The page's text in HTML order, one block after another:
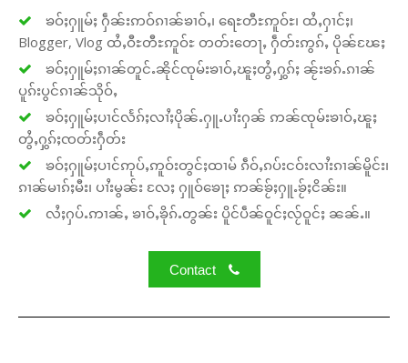
ၶဝ်ႈႁူမ်ႈ ႁဵၼ်းဢဝ်ၵၢၼ်ၶၢဝ်ႇ၊ ရေႊတီႊဢူဝ်ႊ၊ ထႆႇႁၢင်ႈ၊
Blogger, Vlog ထႆႇဝီႊတီႊဢူဝ်ႊ တတ်းတေႃႇ ႁဵတ်းဢွၵ်ႇ ပိုၼ်ၽႄႈ
ၶဝ်ႈႁူမ်ႈၵၢၼ်တူင်ႉၼိုင်ၸုမ်းၶၢဝ်ႇၽူႈတွႆႇႁွၵ်ႈ ၼႂ်းၶၵ်ႉၵၢၼ်
ပူၵ်းပွင်ၵၢၼ်သိုဝ်ႇ
ၶဝ်ႈႁူမ်ႈပၢင်လႅၵ်ႈလၢႆႈပိုၼ်ႉႁူႉပၢႆးႁၼ် ဢၼ်ၸုမ်းၶၢဝ်ႇၽူႈ
တွႆႇႁွၵ်ႈၸတ်းႁဵတ်း
ၶဝ်ႈႁူမ်ႈပၢင်ဢုပ်ႇဢူဝ်းတွင်ႈထၢမ် ၵဵဝ်ႇၵပ်းငဝ်းလၢႆးၵၢၼ်မိူင်း၊
ၵၢၼ်မၢၵ်ႈမီး၊ ပၢႆးမွၼ်း လႄႈ ႁူဝ်ၶေႃႈ ဢၼ်ၶႂ်ႈႁူႉၶႂ်ႈငိၼ်း။
လႆႈႁပ်ႉဢၢၼ်ႇ ၶၢဝ်ႇၶိုၵ်ႉတွၼ်း ပိူင်ပဵၼ်ဝူင်ႈလႂ်ဝူင်ႈ ၼၼ်ႉ။
Contact